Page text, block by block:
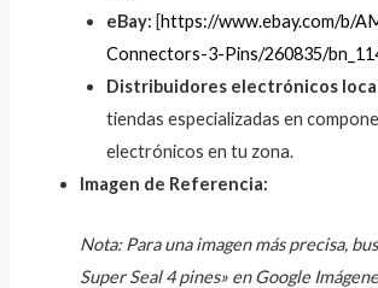
eBay: [https://www.ebay.com/b/
Connectors-3-Pins/260835/
Distribuidores electrónicos
tiendas especializadas en
electrónicos en tu zona.
Imagen de Referencia:
Nota: Para una imagen más precisa,
Super Seal 4 pines» en Google